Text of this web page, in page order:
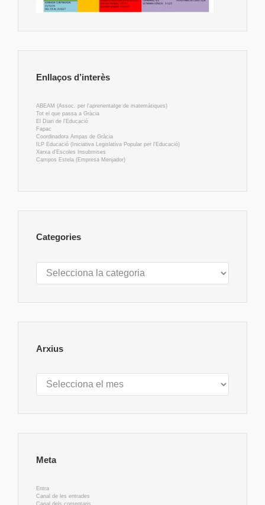
Enllaços d’interès
ABEAM (Assoc. per l'aprenentatge de matemàtiques)
Tot el que passa a Gràcia
El Diari de l'Educació
Fapac
Coordinadora Ampas de Gràcia
ILP Educació (Iniciativa Legislativa Popular per l'Educació)
Xarxa d'Escoles Insubmises
Campos Estela (Empresa Menjador)
Categories
Categories
Arxius
Arxius
Meta
Entra
Canal de les entrades
Canal dels comentaris